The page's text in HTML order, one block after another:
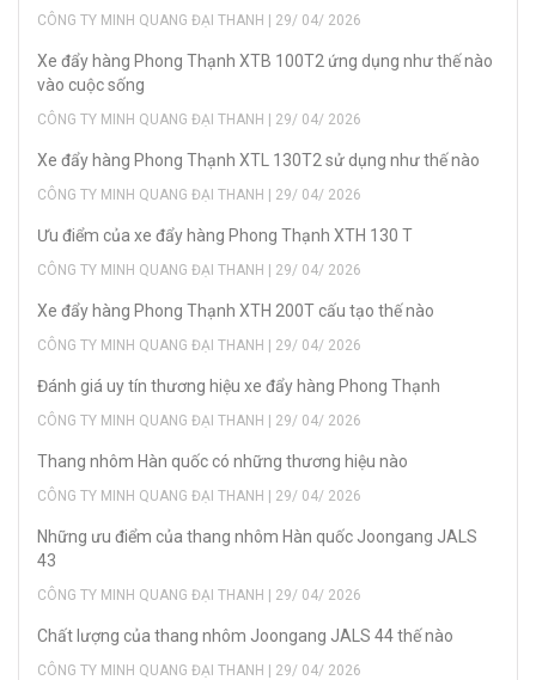
CÔNG TY MINH QUANG ĐẠI THANH | 29/ 04/ 2026
Xe đẩy hàng Phong Thạnh XTB 100T2 ứng dụng như thế nào
vào cuộc sống
CÔNG TY MINH QUANG ĐẠI THANH | 29/ 04/ 2026
Xe đẩy hàng Phong Thạnh XTL 130T2 sử dụng như thế nào
CÔNG TY MINH QUANG ĐẠI THANH | 29/ 04/ 2026
Ưu điểm của xe đẩy hàng Phong Thạnh XTH 130 T
CÔNG TY MINH QUANG ĐẠI THANH | 29/ 04/ 2026
Xe đẩy hàng Phong Thạnh XTH 200T cấu tạo thế nào
CÔNG TY MINH QUANG ĐẠI THANH | 29/ 04/ 2026
Đánh giá uy tín thương hiệu xe đẩy hàng Phong Thạnh
CÔNG TY MINH QUANG ĐẠI THANH | 29/ 04/ 2026
Thang nhôm Hàn quốc có những thương hiệu nào
CÔNG TY MINH QUANG ĐẠI THANH | 29/ 04/ 2026
Những ưu điểm của thang nhôm Hàn quốc Joongang JALS
43
CÔNG TY MINH QUANG ĐẠI THANH | 29/ 04/ 2026
Chất lượng của thang nhôm Joongang JALS 44 thế nào
CÔNG TY MINH QUANG ĐẠI THANH | 29/ 04/ 2026